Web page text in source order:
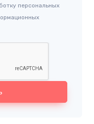
персональных